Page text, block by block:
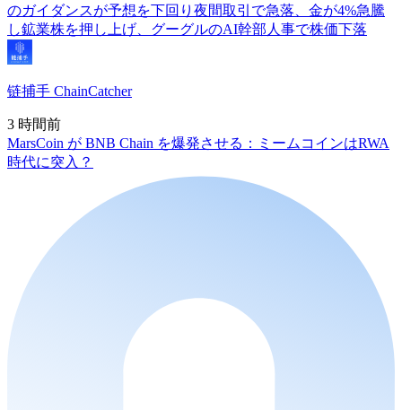
のガイダンスが予想を下回り夜間取引で急落、金が4%急騰
し鉱業株を押し上げ、グーグルのAI幹部人事で株価下落
链捕手 ChainCatcher
3 時間前
MarsCoin が BNB Chain を爆発させる：ミームコインはRWA
時代に突入？